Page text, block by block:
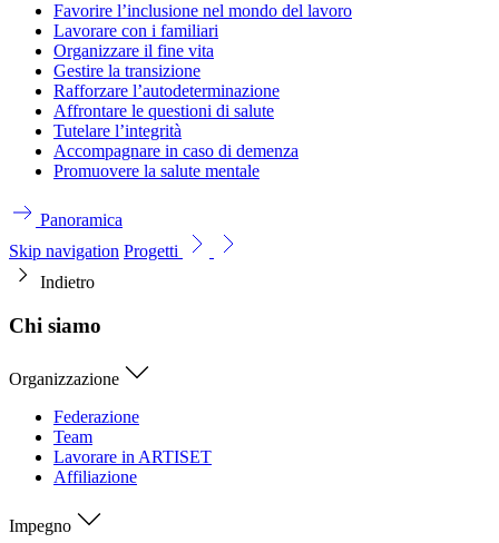
Favorire l’inclusione nel mondo del lavoro
Lavorare con i familiari
Organizzare il fine vita
Gestire la transizione
Rafforzare l’autodeterminazione
Affrontare le questioni di salute
Tutelare l’integrità
Accompagnare in caso di demenza
Promuovere la salute mentale
Panoramica
Skip navigation Progetti
Indietro
Chi siamo
Organizzazione
Federazione
Team
Lavorare in ARTISET
Affiliazione
Impegno